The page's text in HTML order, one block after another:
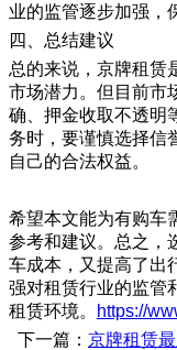
业的监管逐步加强，
四、总结建议
总的来说，京牌租赁
市场潜力。但目前市
确、押金收取不透明
务时，要谨慎选择信
自己的合法权益。
希望本文能为有购车
参考和建议。总之，
车成本，又提高了出
强对租赁行业的监管
租赁环境。
https://
下一篇： 京牌租赁